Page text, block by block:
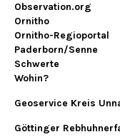
Observation.org
Ornitho
Ornitho-Regioportal
Paderborn/Senne
Schwerte
Wohin?
Geoservice Kreis
Göttinger